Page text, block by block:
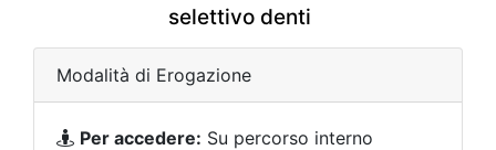
selettivo denti
Modalità di Erogazione
Per accedere: Su percorso interno